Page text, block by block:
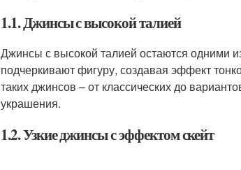
1.1. Джинсы с высокой талией
Джинсы с высокой талией остаются одними
подчеркивают фигуру, создавая эффект
таких джинсов – от классических до
украшения.
1.2. Узкие джинсы с эффектом скейт